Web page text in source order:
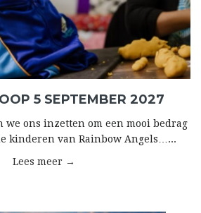
5 SEPTEMBER 2027
we ons inzetten om een mooi bedrag
kinderen van Rainbow Angels…...
Lees meer →